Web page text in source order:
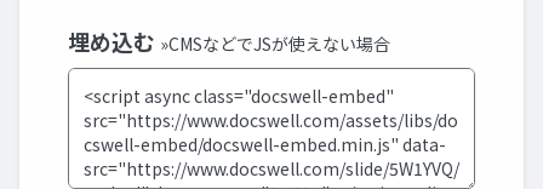
埋め込む »CMSなどでJSが使えない場合